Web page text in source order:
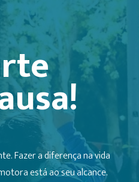
Fazer a diferença na vida
está ao seu alcance.